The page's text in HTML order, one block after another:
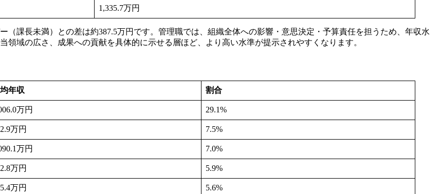
1,335.7万円
（課長未満）との差は約387.5万円です。管理職では、組織全体への影響・意思決定・予算責任を担うため、年収水
域の広さ、成果への貢献を具体的に示せる層ほど、より高い水準が提示されやすくなります。
年収 割合
万円 29.1%
万円 7.5%
万円 7.0%
万円 5.9%
万円 5.6%